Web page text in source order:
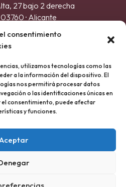
consentimiento
utilizamos tecnologías como las
a la información del dispositivo. El
nos permitirá procesar datos
o las identificaciones únicas en
consentimiento, puede afectar
y funciones.
27 bajo 2 derecha
· Alicante
|Términos y condiciones